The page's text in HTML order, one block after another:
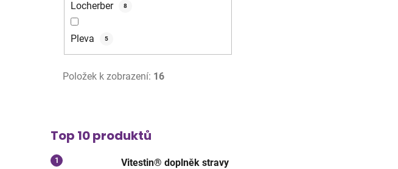
Locherber 8
Pleva 5
Položek k zobrazení: 16
Top 10 produktů
Vitestin® doplněk stravy